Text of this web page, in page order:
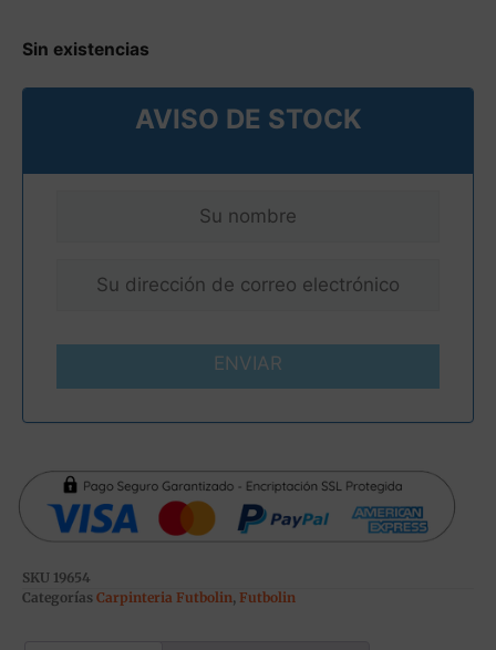
Sin existencias
AVISO DE STOCK
ENVIAR
SKU 19654
Categorías Carpinteria Futbolin, Futbolin